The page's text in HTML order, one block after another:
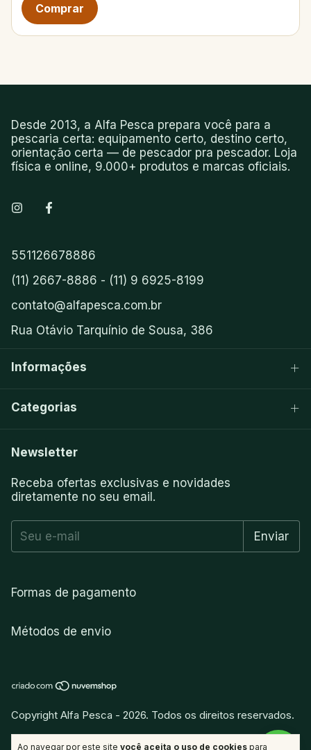
Ao navegar por este site você aceita o uso de cookies para
Desde 2013, a Alfa Pesca prepara você para a
pescaria certa: equipamento certo, destino certo,
orientação certa — de pescador pra pescador. Loja
física e online, 9.000+ produtos e marcas oficiais.
551126678886
(11) 2667-8886 - (11) 9 6925-8199
contato@alfapesca.com.br
Rua Otávio Tarquínio de Sousa, 386
Informações
Categorias
Newsletter
Receba ofertas exclusivas e novidades
diretamente no seu email.
Formas de pagamento
Métodos de envio
Copyright Alfa Pesca - 2026. Todos os direitos reservados.
Desenvolvido porvitamina.